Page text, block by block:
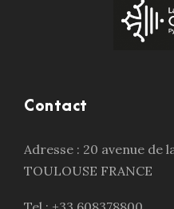
Contact
Adresse : 20 avenue de
TOULOUSE FRANCE